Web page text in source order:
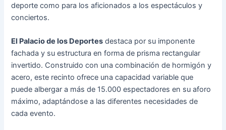
deporte como para los aficionados a los espectáculos y
conciertos.
El Palacio de los Deportes destaca por su imponente
fachada y su estructura en forma de prisma rectangular
invertido. Construido con una combinación de hormigón y
acero, este recinto ofrece una capacidad variable que
puede albergar a más de 15.000 espectadores en su aforo
máximo, adaptándose a las diferentes necesidades de
cada evento.